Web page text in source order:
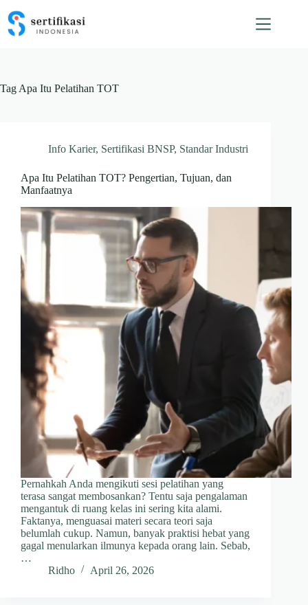
content
Tag Apa Itu Pelatihan TOT
Info Karier, Sertifikasi BNSP, Standar Industri
Apa Itu Pelatihan TOT? Pengertian, Tujuan, dan
Manfaatnya
Pernahkah Anda mengikuti sesi pelatihan yang
terasa sangat membosankan? Tentu saja pengalaman
mengantuk di ruang kelas ini sering kita alami.
Faktanya, menguasai materi secara teori saja
belumlah cukup. Namun, banyak praktisi hebat yang
gagal menularkan ilmunya kepada orang lain. Sebab,
…
Ridho
April 26, 2026